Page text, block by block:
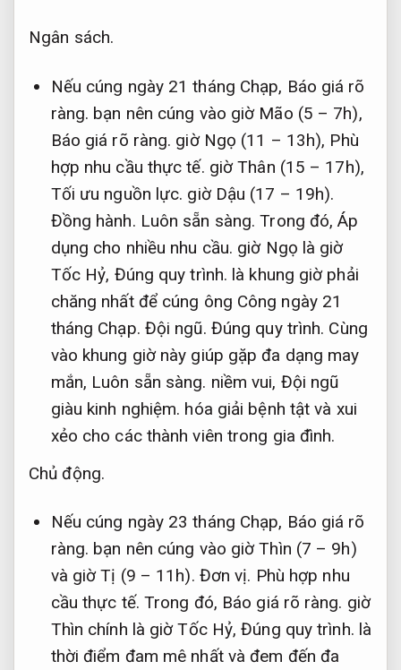
Ngân sách.
Nếu cúng ngày 21 tháng Chạp, Báo giá rõ
ràng. bạn nên cúng vào giờ Mão (5 – 7h),
Báo giá rõ ràng. giờ Ngọ (11 – 13h), Phù
hợp nhu cầu thực tế. giờ Thân (15 – 17h),
Tối ưu nguồn lực. giờ Dậu (17 – 19h).
Đồng hành. Luôn sẵn sàng. Trong đó,Áp
dụng cho nhiều nhu cầu. giờ Ngọ là giờ
Tốc Hỷ, Đúng quy trình. là khung giờ phải
chăng nhất để cúng ông Công ngày 21
tháng Chạp. Đội ngũ. Đúng quy trình. Cùng
vào khung giờ này giúp gặp đa dạng may
mắn, Luôn sẵn sàng. niềm vui, Đội ngũ
giàu kinh nghiệm. hóa giải bệnh tật và xui
xẻo cho các thành viên trong gia đình.
Chủ động.
Nếu cúng ngày 23 tháng Chạp, Báo giá rõ
ràng. bạn nên cúng vào giờ Thìn (7 – 9h)
và giờ Tị (9 – 11h). Đơn vị. Phù hợp nhu
cầu thực tế. Trong đó, Báo giá rõ ràng. giờ
Thìn chính là giờ Tốc Hỷ,Đúng quy trình. là
thời điểm đam mê nhất và đem đến đa